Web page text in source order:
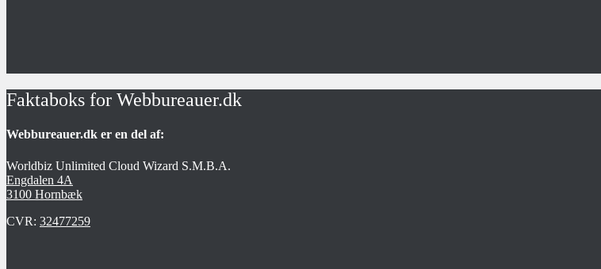
Faktaboks for Webbureauer.dk
Webbureauer.dk er en del af:
Worldbiz Unlimited Cloud Wizard S.M.B.A.
Engdalen 4A
3100 Hornbæk
CVR: 32477259